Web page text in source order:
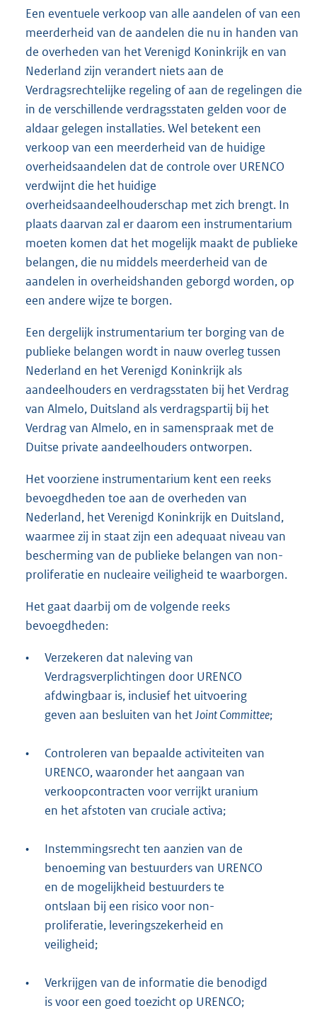
Een eventuele verkoop van alle aandelen of van een
meerderheid van de aandelen die nu in handen van
de overheden van het Verenigd Koninkrijk en van
Nederland zijn verandert niets aan de
Verdragsrechtelijke regeling of aan de regelingen die
in de verschillende verdragsstaten gelden voor de
aldaar gelegen installaties. Wel betekent een
verkoop van een meerderheid van de huidige
overheidsaandelen dat de controle over URENCO
verdwijnt die het huidige
overheidsaandeelhouderschap met zich brengt. In
plaats daarvan zal er daarom een instrumentarium
moeten komen dat het mogelijk maakt de publieke
belangen, die nu middels meerderheid van de
aandelen in overheidshanden geborgd worden, op
een andere wijze te borgen.
Een dergelijk instrumentarium ter borging van de
publieke belangen wordt in nauw overleg tussen
Nederland en het Verenigd Koninkrijk als
aandeelhouders en verdragsstaten bij het Verdrag
van Almelo, Duitsland als verdragspartij bij het
Verdrag van Almelo, en in samenspraak met de
Duitse private aandeelhouders ontworpen.
Het voorziene instrumentarium kent een reeks
bevoegdheden toe aan de overheden van
Nederland, het Verenigd Koninkrijk en Duitsland,
waarmee zij in staat zijn een adequaat niveau van
bescherming van de publieke belangen van non-
proliferatie en nucleaire veiligheid te waarborgen.
Het gaat daarbij om de volgende reeks
bevoegdheden:
•
Verzekeren dat naleving van
Verdragsverplichtingen door URENCO
afdwingbaar is, inclusief het uitvoering
geven aan besluiten van hetJoint Committee;
•
Controleren van bepaalde activiteiten van
URENCO, waaronder het aangaan van
verkoopcontracten voor verrijkt uranium
en het afstoten van cruciale activa;
•
Instemmingsrecht ten aanzien van de
benoeming van bestuurders van URENCO
en de mogelijkheid bestuurders te
ontslaan bij een risico voor non-
proliferatie, leveringszekerheid en
veiligheid;
•
Verkrijgen van de informatie die benodigd
is voor een goed toezicht op URENCO;